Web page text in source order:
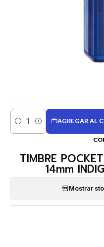
Cantidad
AGREGAR AL
TIMBRE
14mm
Mostrar